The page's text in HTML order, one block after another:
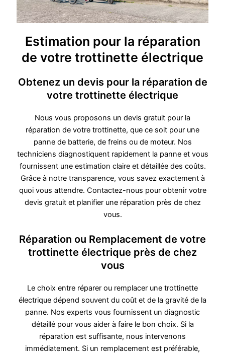
Estimation pour la réparation
de votre trottinette électrique
Obtenez un devis pour la réparation de
votre trottinette électrique
Nous vous proposons un devis gratuit pour la
réparation de votre trottinette, que ce soit pour une
panne de batterie, de freins ou de moteur. Nos
techniciens diagnostiquent rapidement la panne et vous
fournissent une estimation claire et détaillée des coûts.
Grâce à notre transparence, vous savez exactement à
quoi vous attendre. Contactez-nous pour obtenir votre
devis gratuit et planifier une réparation près de chez
vous.
Réparation ou Remplacement de votre
trottinette électrique près de chez
vous
Le choix entre réparer ou remplacer une trottinette
électrique dépend souvent du coût et de la gravité de la
panne. Nos experts vous fournissent un diagnostic
détaillé pour vous aider à faire le bon choix. Si la
réparation est suffisante, nous intervenons
immédiatement. Si un remplacement est préférable,